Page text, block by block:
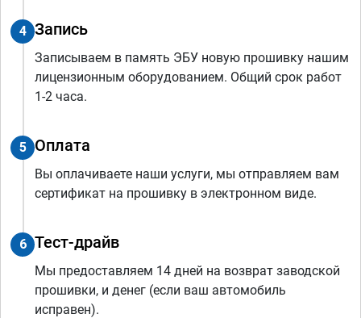
4 Запись
Записываем в память ЭБУ новую прошивку нашим
лицензионным оборудованием. Общий срок работ
1-2 часа.
5 Оплата
Вы оплачиваете наши услуги, мы отправляем вам
сертификат на прошивку в электронном виде.
6 Тест-драйв
Мы предоставляем 14 дней на возврат заводской
прошивки, и денег (если ваш автомобиль
исправен).